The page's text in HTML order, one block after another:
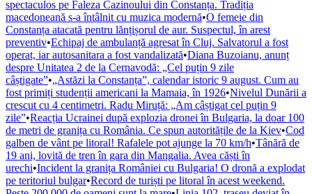
spectaculos pe Faleza Cazinoului din Constanța. Tradiția
macedoneană s-a întâlnit cu muzica modernă•O femeie din
Constanța atacată pentru lănțișorul de aur. Suspectul, în arest
preventiv•Echipaj de ambulanță agresat în Cluj. Salvatorul a fost
operat, iar autosanitara a fost vandalizată•Diana Buzoianu, anunț
despre Unitatea 2 de la Cernavodă: „Cel puțin 9 zile
câștigate”•„Astăzi la Constanța”, calendar istoric 9 august. Cum au
fost primiți studenții americani la Mamaia, în 1926•Nivelul Dunării a
crescut cu 4 centimetri. Radu Miruță: „Am câștigat cel puțin 9
zile”•Reacția Ucrainei după explozia dronei în Bulgaria, la doar 100
de metri de granița cu România. Ce spun autoritățile de la Kiev•Cod
galben de vânt pe litoral! Rafalele pot ajunge la 70 km/h•Tânără de
19 ani, lovită de tren în gara din Mangalia. Avea căști în
urechi•Incident la granița României cu Bulgaria! O dronă a explodat
pe teritoriul bulgar•Record de turiști pe litoral în acest weekend.